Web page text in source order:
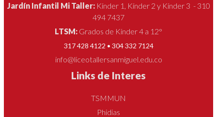
Jardín Infantil Mi Taller: Kínder 1, Kínder 2 y Kínder 3 - 310
494 7437
LTSM: Grados de Kínder 4 a 12°
317 428 4122 • 304 332 7124
info@liceotallersanmiguel.edu.co
Links de Interes
TSMMUN
Phidias